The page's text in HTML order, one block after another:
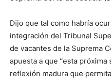
Dijo que tal como habría
integración del Tribunal
de vacantes de la Suprema
apuesta a que “esta
reflexión madura que